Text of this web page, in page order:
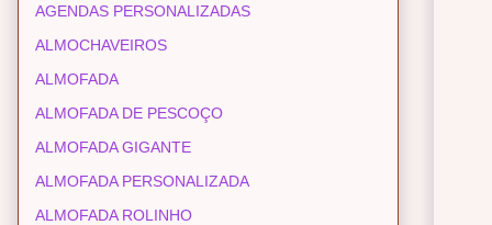
AGENDAS PERSONALIZADAS
ALMOCHAVEIROS
ALMOFADA
ALMOFADA DE PESCOÇO
ALMOFADA GIGANTE
ALMOFADA PERSONALIZADA
ALMOFADA ROLINHO